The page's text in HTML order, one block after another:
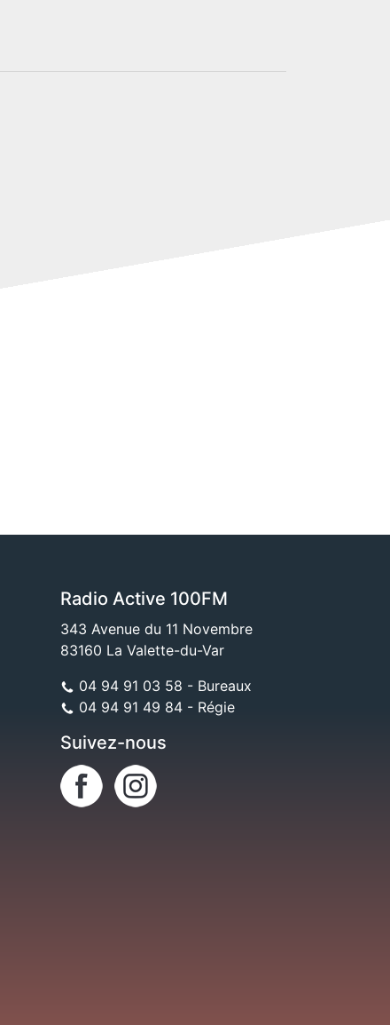
Radio Active 100FM
343 Avenue du 11 Novembre
83160 La Valette-du-Var
04 94 91 03 58 - Bureaux
04 94 91 49 84 - Régie
Suivez-nous